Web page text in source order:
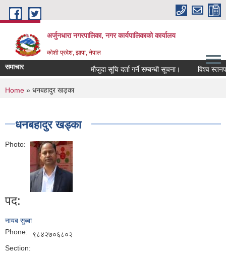
Skip to main content
अर्जुनधारा नगरपालिका, नगर कार्यपालिकाको कार्यालय
कोशी प्रदेश, झापा, नेपाल
समाचार मौजुदा सूचि दर्ता गर्ने सम्बन्धी सूचना। विश्व
You are here
Home » धनबहादुर खड्का
धनबहादुर खड्का
Photo:
पद:
नायब सुब्बा
Phone:
९८४२७०६८०२
Section: